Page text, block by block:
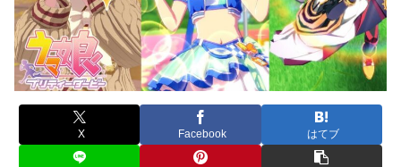
X Facebook はてブ